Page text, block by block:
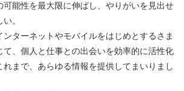
可能性を最大限に伸ばし、やりがいを見出せ
。
ターネットやモバイルをはじめとするさま
て、個人と仕事との出会いを効率的に活性化
まで、あらゆる情報を提供してまいりまし